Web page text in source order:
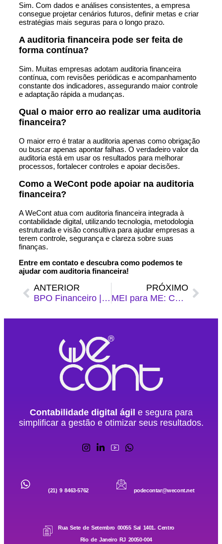
Sim. Com dados e análises consistentes, a empresa
consegue projetar cenários futuros, definir metas e criar
estratégias mais seguras para o longo prazo.
A auditoria financeira pode ser feita de
forma contínua?
Sim. Muitas empresas adotam auditoria financeira
contínua, com revisões periódicas e acompanhamento
constante dos indicadores, assegurando maior controle
e adaptação rápida a mudanças.
Qual o maior erro ao realizar uma auditoria
financeira?
O maior erro é tratar a auditoria apenas como obrigação
ou buscar apenas apontar falhas. O verdadeiro valor da
auditoria está em usar os resultados para melhorar
processos, fortalecer controles e apoiar decisões.
Como a WeCont pode apoiar na auditoria
financeira?
A WeCont atua com auditoria financeira integrada à
contabilidade digital, utilizando tecnologia, metodologia
estruturada e visão consultiva para ajudar empresas a
terem controle, segurança e clareza sobre suas
finanças.
Entre em contato e descubra como podemos te
ajudar com auditoria financeira!
ANTERIOR
BPO Financeiro | O que é, como funciona, para que serve e como contratar
PRÓXIMO
MEI para ME: Como Fazer a Transição de Forma Simples e Segura
Contabilidade digital ágil e segura para
simplificar a gestão e otimizar seus resultados.
(21) 9 8463-5762 podecontar@wecont.net
Rua Sete de Setembro 00055 Sal 1401. Centro
Rio de Janeiro RJ 20050-004